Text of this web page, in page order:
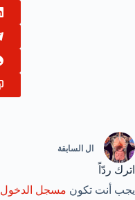
ال السابقة
اترك ردّاً
يجب أنت تكون مسجل الدخول